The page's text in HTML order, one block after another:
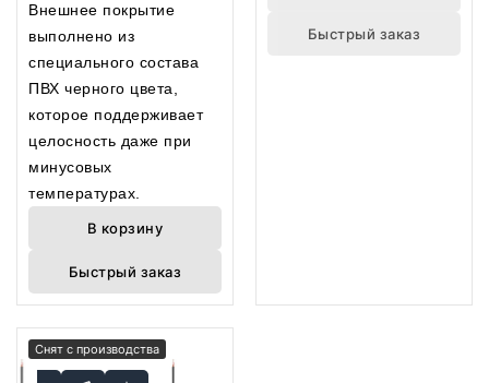
Внешнее покрытие
выполнено из
специального состава
ПВХ черного цвета,
которое поддерживает
целосность даже при
минусовых
температурах.
В корзину
Быстрый заказ
Быстрый заказ
Снят с производства